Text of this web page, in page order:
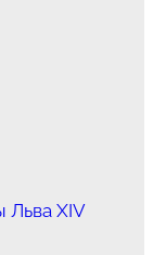
Льва XIV